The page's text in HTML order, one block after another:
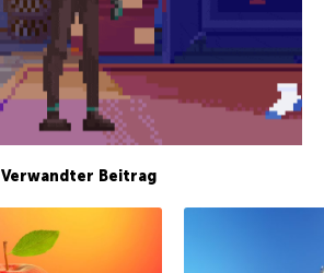
Verwandter Beitrag